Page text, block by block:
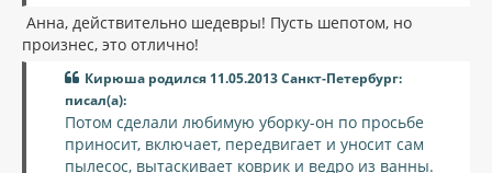
Анна, действительно шедевры! Пусть шепотом, но
произнес, это отлично!
Кирюша родился 11.05.2013 Санкт-Петербург:
писал(а):
Потом сделали любимую уборку-он по просьбе
приносит, включает, передвигает и уносит сам
пылесос, вытаскивает коврик и ведро из ванны.